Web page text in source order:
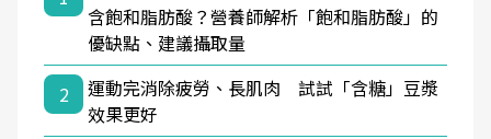
含飽和脂肪酸？營養師解析「飽和脂肪酸」的
優缺點、建議攝取量
2
運動完消除疲勞、長肌肉 試試「含糖」豆漿
效果更好